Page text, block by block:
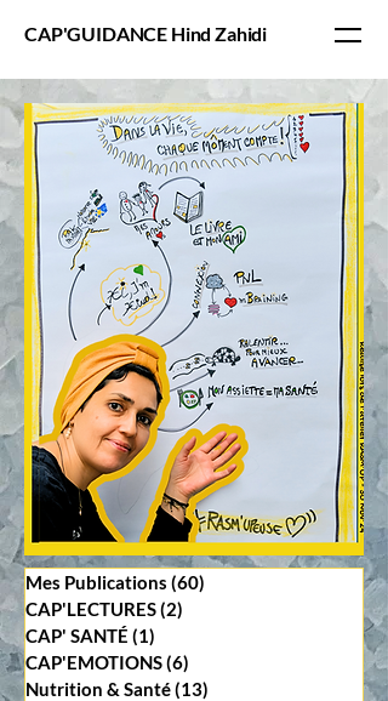
CAP'GUIDANCE Hind Zahidi
Mes Publications (60)
CAP'LECTURES(2)
CAP' SANTÉ (1)
CAP'EMOTIONS(6)
Nutrition & Santé(13)